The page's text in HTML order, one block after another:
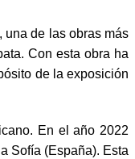
una de las obras más
Con esta obra ha
de la exposición
En el año 2022
Sofía (España). Esta